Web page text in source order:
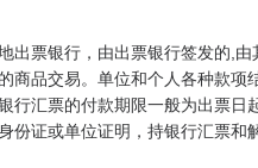
出票银行，由出票银行签发的,
商品交易。单位和个人各种款
行汇票的付款期限一般为出票
份证或单位证明，持银行汇票和